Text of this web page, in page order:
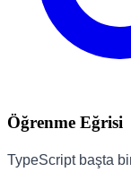
Öğrenme Eğrisi
TypeScript başta